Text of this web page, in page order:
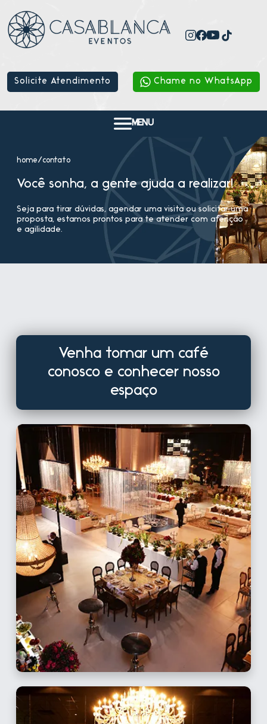
Solicite Atendimento Chame no WhatsApp
MENU
home/contato
Você sonha, a gente ajuda a realizar!
Seja para tirar dúvidas, agendar uma visita ou solicitar uma
proposta, estamos prontos para te atender com atenção
e agilidade.
Venha tomar um café
conosco e conhecer nosso
espaço